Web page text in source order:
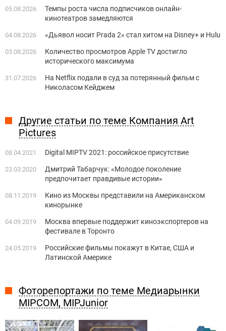
05.08.2026
Темпы роста числа подписчиков онлайн-
кинотеатров замедляются
04.08.2026 «Дьявол носит Prada 2» стал хитом на Disney+ и Hulu
03.08.2026
Количество просмотров Apple TV достигло
исторического максимума
31.07.2026
На Netflix подали в суд за потерянный фильм с
Николасом Кейджем
Другие статьи по теме Компания Art
Pictures
08.04.2021 Digital MIPTV 2021: российское присутствие
23.03.2020
Дмитрий Табарчук: «Молодое поколение
предпочитает правдивые истории»
08.11.2019
Кино из Москвы представили на Американском
кинорынке
04.09.2019
Москва впервые поддержит киноэкспортеров на
фестивале в Торонто
24.05.2019
Российские фильмы покажут в Китае, США и
Латинской Америке
Фоторепортажи по теме Медиарынки
MIPCOM, MIPJunior